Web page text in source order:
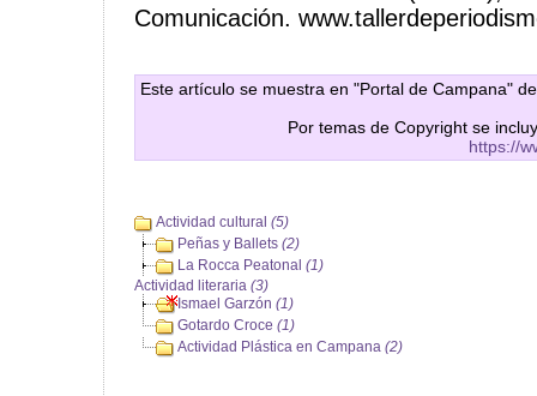
Comunicación.
Este artículo se muestra en "Portal de Campana"
Por temas de Copyright se
https://
Actividad cultural (5)
Peñas y Ballets (2)
La Rocca Peatonal (1)
Actividad literaria (3)
Ismael Garzón (1)
Gotardo Croce (1)
Actividad Plástica en Campana (2)